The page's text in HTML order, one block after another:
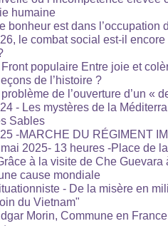
humaine
bonheur est dans l’occupation
le combat social est-il
populaire Entre joie et
de l’histoire ?
de l’ouverture d’un «
- Les mystères de la
Sables
-MARCHE DU RÉGIMENT
2025- 13 heures -Place de
à la visite de Che Guevara
cause mondiale
- De la misère en
du Vietnam"
Morin, Commune en